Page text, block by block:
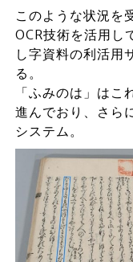
このような状況を
OCR技術を活用し
し字資料の利活用
る。
「ふみのは」は
進んでおり、さら
システム。